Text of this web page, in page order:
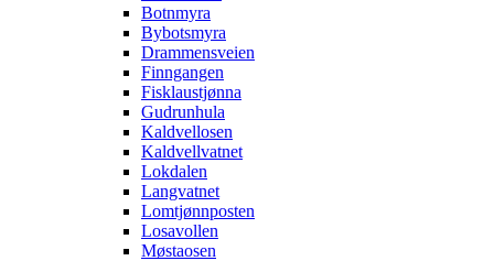
Botnmyra
Bybotsmyra
Drammensveien
Finngangen
Fisklaustjønna
Gudrunhula
Kaldvellosen
Kaldvellvatnet
Lokdalen
Langvatnet
Lomtjønnposten
Losavollen
Møstaosen